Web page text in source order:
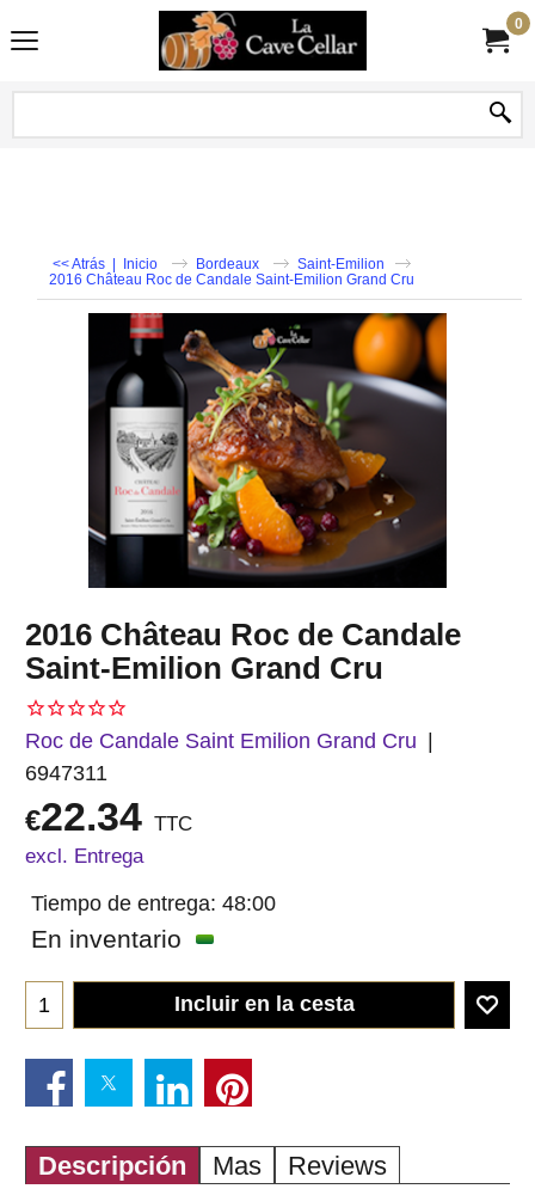
0
<< Atrás | Inicio Bordeaux
Saint-Emilion
2016 Château Roc de Candale Saint-Emilion Grand Cru
2016 Château Roc de Candale
Saint-Emilion Grand Cru
Roc de Candale Saint Emilion Grand Cru
6947311
€22.34 TTC
excl. Entrega
Tiempo de entrega: 48:00
En inventario
Incluir en la cesta
Descripción Mas Reviews